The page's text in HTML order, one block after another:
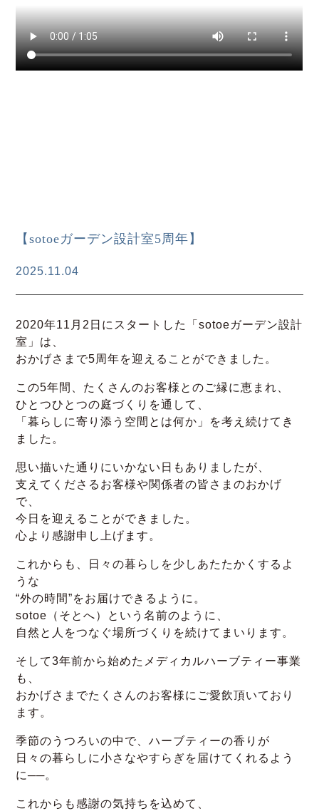
【sotoeガーデン設計室5周年】
2025.11.04
2020年11月2日にスタートした「sotoeガーデン設計
室」は、
おかげさまで5周年を迎えることができました。
この5年間、たくさんのお客様とのご縁に恵まれ、
ひとつひとつの庭づくりを通して、
「暮らしに寄り添う空間とは何か」を考え続けてき
ました。
思い描いた通りにいかない日もありましたが、
支えてくださるお客様や関係者の皆さまのおかげ
で、
今日を迎えることができました。
心より感謝申し上げます。
これからも、日々の暮らしを少しあたたかくするよ
うな
“外の時間”をお届けできるように。
sotoe（そとへ）という名前のように、
自然と人をつなぐ場所づくりを続けてまいります。
そして3年前から始めたメディカルハーブティー事業
も、
おかげさまでたくさんのお客様にご愛飲頂いており
ます。
季節のうつろいの中で、ハーブティーの香りが
日々の暮らしに小さなやすらぎを届けてくれるよう
に──。
これからも感謝の気持ちを込めて、